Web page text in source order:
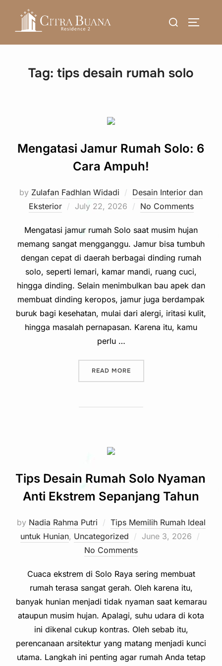
content
Search
Tag: tips desain rumah solo
Mengatasi Jamur Rumah Solo: 6
Cara Ampuh!
by Zulafan Fadhlan Widadi
Desain Interior dan
Eksterior
Posted
July 22, 2026 No Comments
Mengatasi jamur rumah Solo saat musim hujan
memang sangat mengganggu. Jamur bisa tumbuh
dengan cepat di daerah berbagai dinding rumah
solo, seperti lemari, kamar mandi, ruang cuci,
hingga dinding. Selain menimbulkan bau apek dan
membuat dinding keropos, jamur juga berdampak
buruk bagi kesehatan, mulai dari alergi, iritasi kulit,
hingga masalah pernapasan. Karena itu, kamu
perlu …
READ MORE“MENGATASI JAMUR
Tips Desain Rumah Solo Nyaman
Anti Ekstrem Sepanjang Tahun
by Nadia Rahma Putri
Tips Memilih Rumah Ideal
untuk Hunian, Uncategorized
Posted
June 3, 2026
No Comments
Cuaca ekstrem di Solo Raya sering membuat
rumah terasa sangat gerah. Oleh karena itu,
banyak hunian menjadi tidak nyaman saat kemarau
ataupun musim hujan. Apalagi, suhu udara di kota
ini dikenal cukup kontras. Oleh sebab itu,
perencanaan arsitektur yang matang menjadi kunci
utama. Langkah ini penting agar rumah Anda tetap